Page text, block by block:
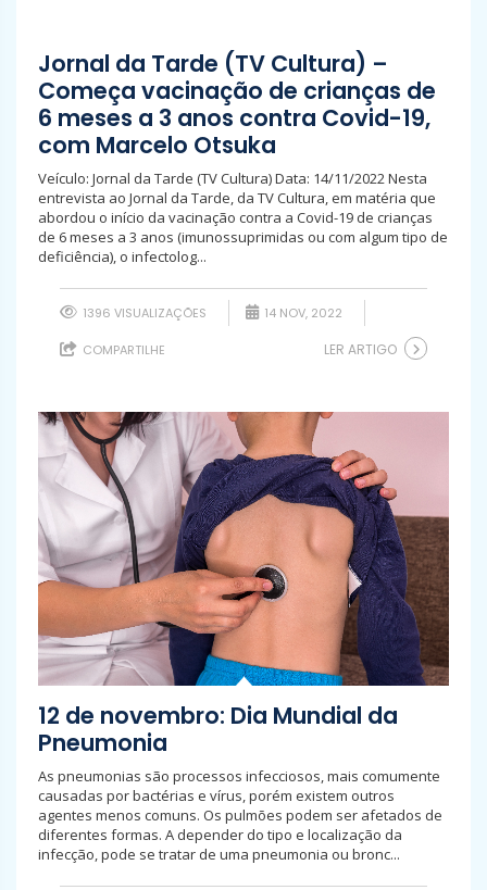
Jornal da Tarde (TV Cultura) –
Começa vacinação de crianças de
6 meses a 3 anos contra Covid-19,
com Marcelo Otsuka
Veículo: Jornal da Tarde (TV Cultura) Data: 14/11/2022 Nesta
entrevista ao Jornal da Tarde, da TV Cultura, em matéria que
abordou o início da vacinação contra a Covid-19 de crianças
de 6 meses a 3 anos (imunossuprimidas ou com algum tipo de
deficiência), o infectolog...
1396 VISUALIZAÇÕES 14 NOV, 2022
COMPARTILHE LER ARTIGO
12 de novembro: Dia Mundial da
Pneumonia
As pneumonias são processos infecciosos, mais comumente
causadas por bactérias e vírus, porém existem outros
agentes menos comuns. Os pulmões podem ser afetados de
diferentes formas. A depender do tipo e localização da
infecção, pode se tratar de uma pneumonia ou bronc...